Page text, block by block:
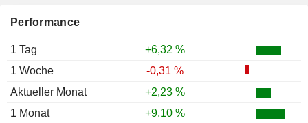
Performance
1 Tag
+6,32 %
1 Woche
-0,31 %
Aktueller Monat
+2,23 %
1 Monat
+9,10 %